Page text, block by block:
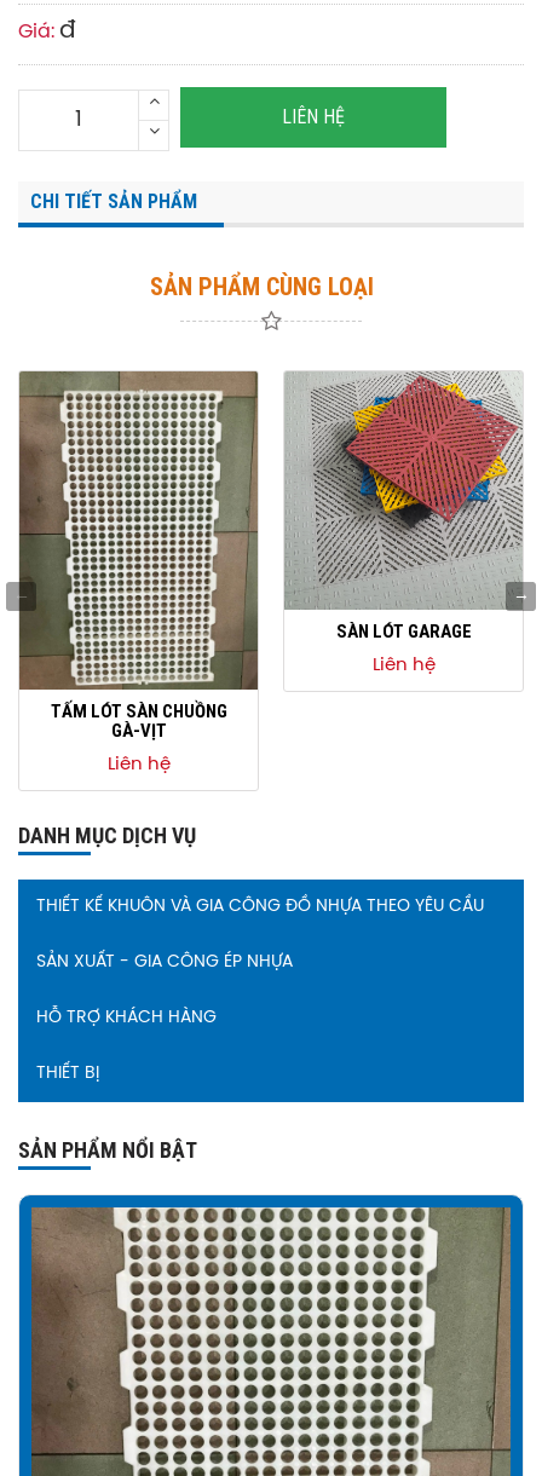
Giá: đ
LIÊN HỆ
CHI TIẾT SẢN PHẨM
SẢN PHẨM CÙNG LOẠI
TẤM LÓT SÀN CHUỒNG
GÀ-VỊT
Liên hệ
SÀN LÓT GARAGE
Liên hệ
DANH MỤC DỊCH VỤ
THIẾT KẾ KHUÔN VÀ GIA CÔNG ĐỒ NHỰA THEO YÊU CẦU
SẢN XUẤT - GIA CÔNG ÉP NHỰA
HỖ TRỢ KHÁCH HÀNG
THIẾT BỊ
SẢN PHẨM NỔI BẬT